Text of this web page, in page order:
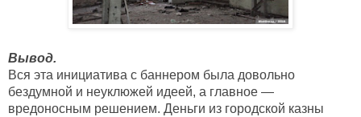
Вывод.
Вся эта инициатива с баннером была довольно
бездумной и неуклюжей идеей, а главное —
вредоносным решением. Деньги из городской казны